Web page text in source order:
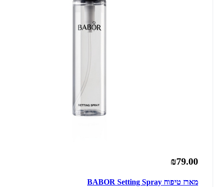
₪79.00
מארז טיפוח BABOR Setting Spray